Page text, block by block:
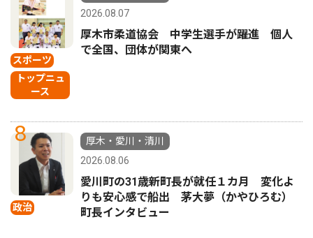
スポーツ
トップニュ
ース
2026.08.07
厚木市柔道協会 中学生選手が躍進 個人
で全国、団体が関東へ
8
政治
厚木・愛川・清川
2026.08.06
愛川町の31歳新町長が就任１カ月 変化よ
りも安心感で船出 茅大夢（かやひろむ）
町長インタビュー